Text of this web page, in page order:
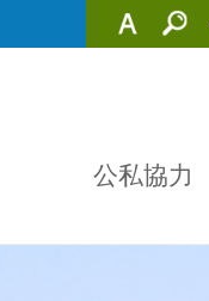
公私協力